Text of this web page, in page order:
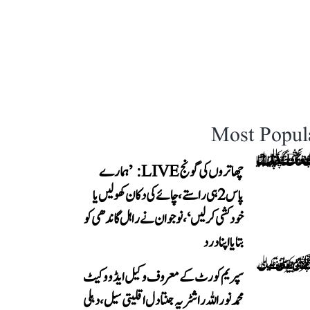
Most
چھاتروں کی گونج LIVE: ’ہمارے
پاس 2 ہی راستے، چائے کی دکان کھولیں یا
خودکشی کر لیں‘، نوجوان نے راہل گاندھی کو
بتایا اپنا درد
سپریم کورٹ کے معروف وکیل ایڈووکیٹ
محمد نور اللہ راشٹریہ جنتا دل اقلیتی سیل، دہلی